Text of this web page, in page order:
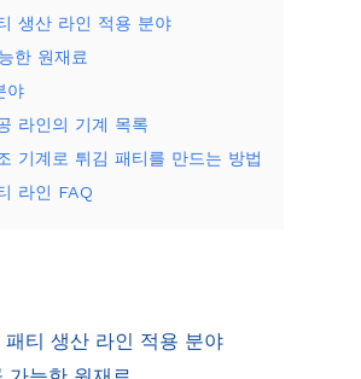
생산 라인 적용 분야
한 원재료
야
라인의 기계 목록
기계로 튀김 패티를 만드는 방법
라인 FAQ
패티 생산 라인 적용 분야